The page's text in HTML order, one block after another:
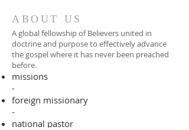
ABOUT US
A global fellowship of Believers united in
doctrine and purpose to effectively advance
the gospel where it has never been preached
before.​
missions
-
foreign missionary
-
national pastor